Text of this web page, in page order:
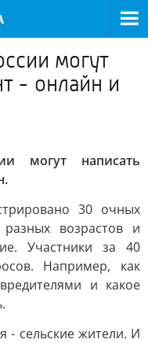
могут
- онлайн и
могут написать
30 очных
возрастов и
Участники за 40
Например, как
и какое
- сельские жители. И